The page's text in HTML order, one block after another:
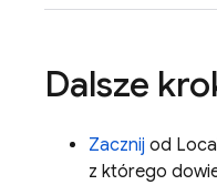
Dalsze
Zacznij od
z którego